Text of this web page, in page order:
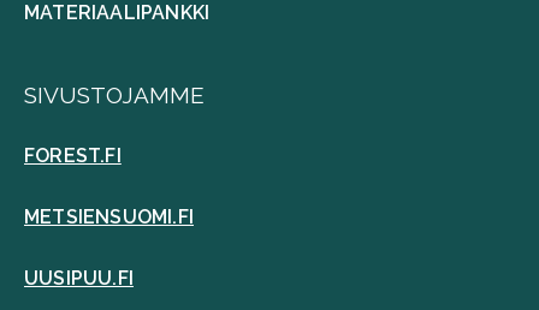
MATERIAALIPANKKI
SIVUSTOJAMME
FOREST.FI
METSIENSUOMI.FI
UUSIPUU.FI